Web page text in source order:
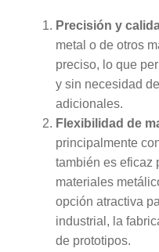
Precisión y
metal o de otros
preciso, lo que
y sin necesidad
adicionales.
Flexibilidad de
principalmente
también es eficaz
materiales
opción atractiva
industrial, la
de prototipos.